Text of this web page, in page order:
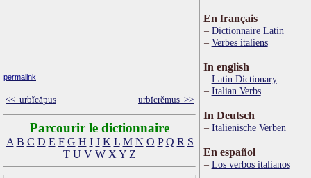
permalink
<< urbĭcăpus urbĭcrĕmus >>
Parcourir le dictionnaire
A B C D E F G H I J K L M N O P Q R S
T U V W X Y Z
En français
Dictionnaire Latin
Verbes italiens
In english
Latin Dictionary
Italian Verbs
In Deutsch
Italienische Verben
En español
Los verbos italianos